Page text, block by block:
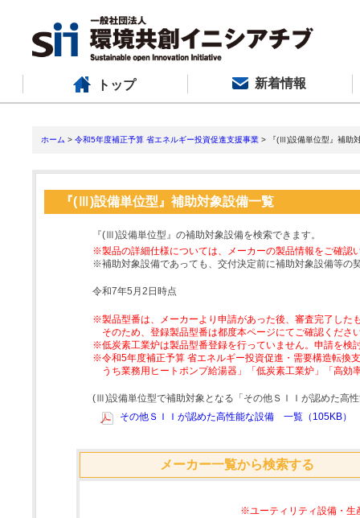
トップ 新着情報
ホーム > 令和5年度補正予算 省エネルギー投資促進支援事業 > 『(Ⅲ)設備単位型』補助
『(Ⅲ)設備単位型』補助対象設備一覧
『(Ⅲ)設備単位型』の補助対象設備を検索できます。
※製品の詳細仕様については、メーカーの製品情報をご確認
※補助対象設備であっても、交付決定前に補助対象設備等の
令和7年5月2日時点
※製品型番は、メーカーより申請があった後、審査完了した
そのため、登録製品型番は都度本ページにてご確認くださ
※低炭素工業炉は製品型番登録を行っていません。申請を検
※令和5年度補正予算 省エネルギー投資促進・需要構造転換
うち業務用ヒートポンプ給湯器」「低炭素工業炉」「高
(Ⅲ)設備単位型で補助対象となる「その他ＳＩＩが認めた高
その他ＳＩＩが認めた高性能な設備 一覧（105KB）
メーカー一覧から検索する
※ユーティリティ設備・生